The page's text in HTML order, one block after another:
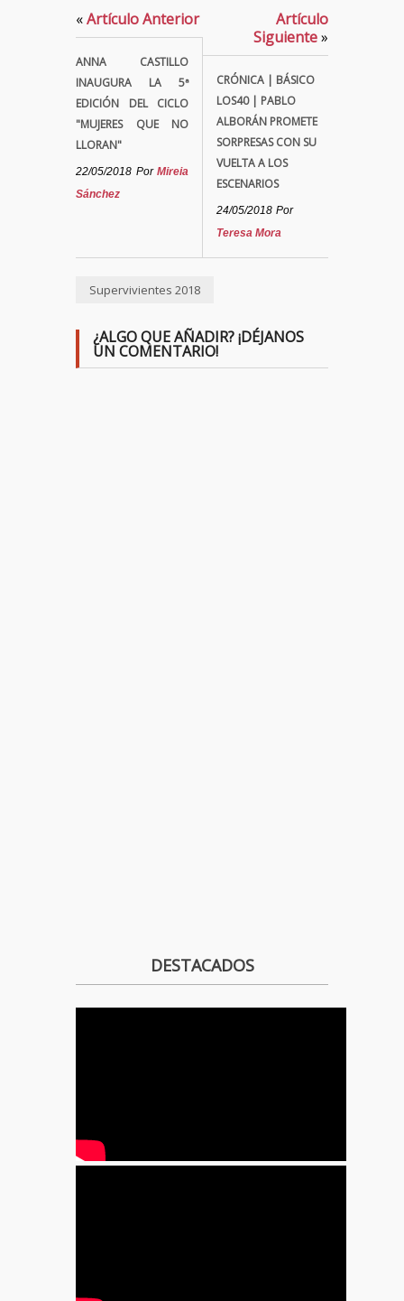
«Artículo Anterior
ANNA CASTILLO
INAUGURA LA 5ª
EDICIÓN DEL CICLO
"MUJERES QUE NO
LLORAN"
22/05/2018 Por Mireia
Sánchez
Artículo
Siguiente»
CRÓNICA | BÁSICO
LOS40 | PABLO
ALBORÁN PROMETE
SORPRESAS CON SU
VUELTA A LOS
ESCENARIOS
24/05/2018 Por
Teresa Mora
Supervivientes 2018
¿ALGO QUE AÑADIR? ¡DÉJANOS
UN COMENTARIO!
DESTACADOS